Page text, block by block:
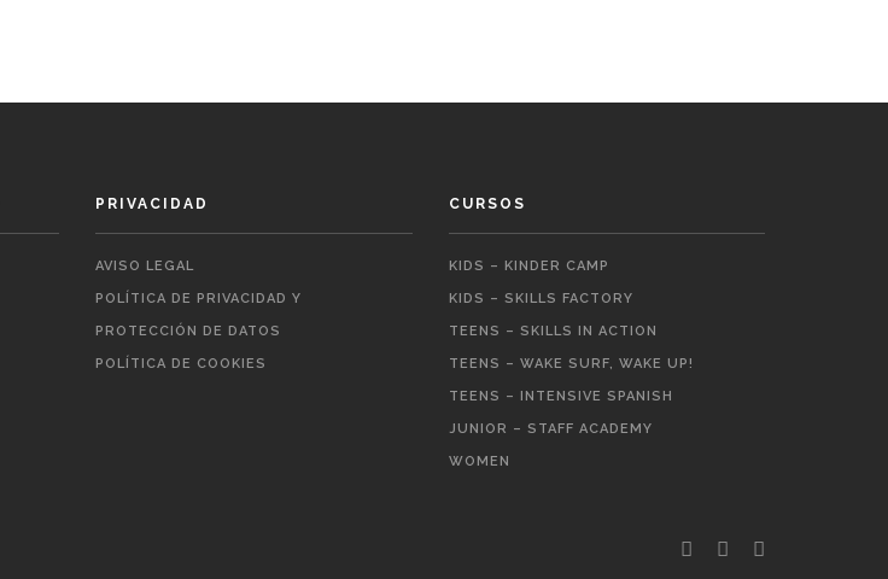
PRIVACIDAD
AVISO LEGAL
POLÍTICA DE PRIVACIDAD Y
PROTECCIÓN DE DATOS
POLÍTICA DE COOKIES
CURSOS
KIDS – KINDER CAMP
KIDS – SKILLS FACTORY
TEENS – SKILLS IN ACTION
TEENS – WAKE SURF, WAKE UP!
TEENS – INTENSIVE SPANISH
JUNIOR – STAFF ACADEMY
WOMEN